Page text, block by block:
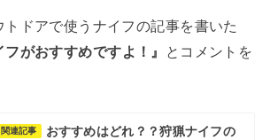
トドアで使うナイフの記事を書いた
フがおすすめですよ！』
とコメントを
関連記事
おすすめはどれ？？狩猟ナイフの